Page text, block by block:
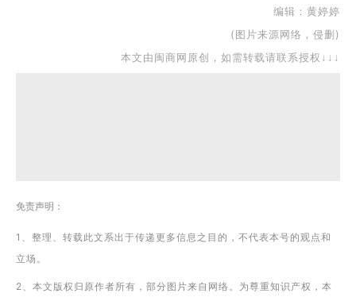
编辑：黄婷婷
(图片来源网络，侵删)
本文由闽商网原创，如需转载请联系授权↓↓↓
免责声明：
1、整理、转载此文系出于传递更多信息之目的，不代表本号的观点和
立场。
2、本文版权归原作者所有，部分图片来自网络。为尊重知识产权，本